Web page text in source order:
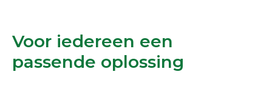
Voor iedereen een
passende oplossing